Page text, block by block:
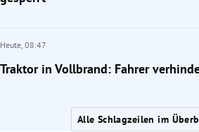
Heute, 08:47
Traktor in Vollbrand: Fahrer
Alle Schlagzeilen im